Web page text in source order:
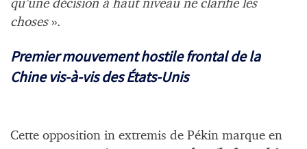
qu’une décision à haut niveau ne clarifie les
choses».
Premier mouvement hostile frontal de la
Chine vis-à-vis des États-Unis
Cette opposition in extremis de Pékin marque en